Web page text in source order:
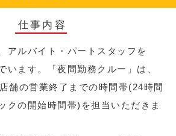
仕事内容
アルバイト・パートスタッフを
います。「夜間勤務クルー」は、
舗の営業終了までの時間帯(24時間
クの開始時間帯)を担当いただきま